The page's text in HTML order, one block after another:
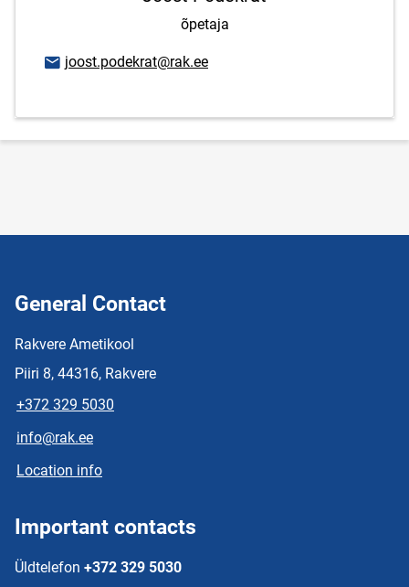
õpetaja
Email address
joost.podekrat@rak.ee
General Contact
Rakvere Ametikool
Piiri 8, 44316, Rakvere
+372 329 5030
info@rak.ee
Location info
Important contacts
Üldtelefon +372 329 5030